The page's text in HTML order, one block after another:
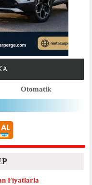
Otomatik
Fiyatlarla